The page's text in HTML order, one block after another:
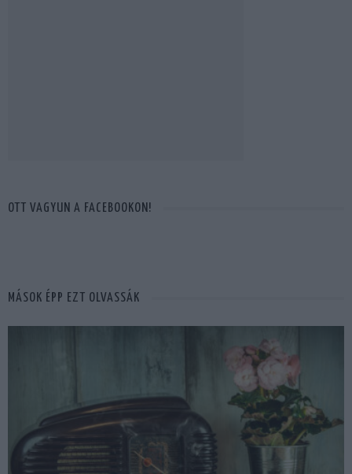
OTT VAGYUN A FACEBOOKON!
MÁSOK ÉPP EZT OLVASSÁK